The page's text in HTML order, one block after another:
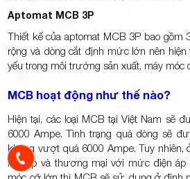
Aptomat MCB 3P
Thiết kế của aptomat MCB 3P bao gồm
rộng và dòng cắt định mức lớn nên
yếu trong môi trường sản xuất, máy móc
MCB hoạt động như thế nào?
Hiện tại, các loại MCB tại Việt Nam sẽ
6000 Ampe. Tình trạng quá dòng sẽ
không vượt quá 6000 Ampe. Tuy nhiên,
nghiệp và thương mại với mức điện áp